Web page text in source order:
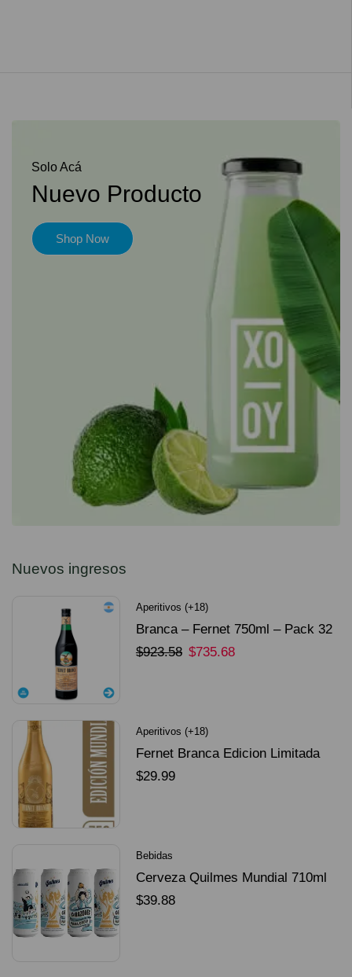
Solo Acá
Nuevo Producto
Shop Now
Nuevos ingresos
Aperitivos (+18)
Branca – Fernet 750ml – Pack 32
Unidades
$923.58 $735.68
Aperitivos (+18)
Fernet Branca Edicion Limitada
Dorado Mundial
$29.99
Bebidas
Cerveza Quilmes Mundial 710ml
packX4
$39.88